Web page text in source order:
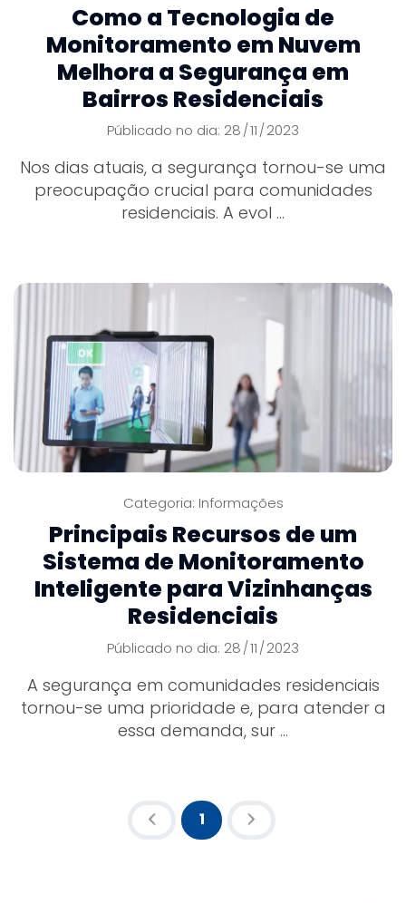
Como a Tecnologia de
Monitoramento em Nuvem
Melhora a Segurança em
Bairros Residenciais
Públicado no dia: 28 /11 / 2023
Nos dias atuais, a segurança tornou-se uma
preocupação crucial para comunidades
residenciais. A evol ...
Categoria: Informações
Principais Recursos de um
Sistema de Monitoramento
Inteligente para Vizinhanças
Residenciais
Públicado no dia: 28 /11 / 2023
A segurança em comunidades residenciais
tornou-se uma prioridade e, para atender a
essa demanda, sur ...
1 (atual)